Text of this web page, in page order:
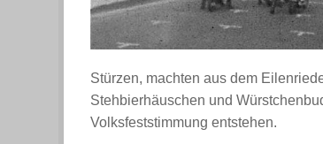
Stürzen, machten aus dem
Stehbierhäuschen und
Volksfeststimmung entstehen.